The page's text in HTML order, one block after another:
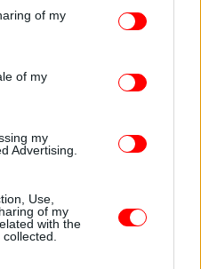
behaviour. You may click to
and its third-party tags to
purposes in below Google
of my
of my
my
Advertising.
Use,
of my
with the
Δωδεκάνησα
βροχές και κυρίως
Παροδικές
Βαθμιαία
από το απόγευμα.
6-8 μποφόρ με
βαθμούς Κελσίου. Στα